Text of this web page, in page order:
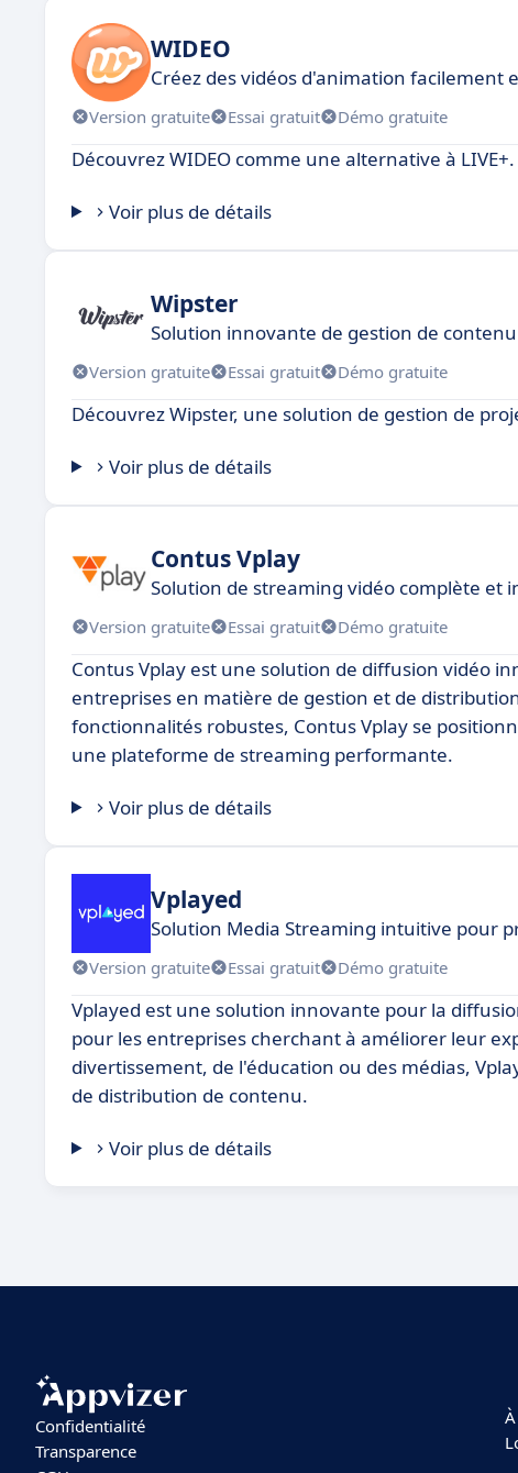
WIDEO
Créez des vidéos d'animation facilement
Version gratuite Essai gratuit Démo gratuite
Découvrez WIDEO comme une alternative à LIVE+.
Voir plus de détails
Wipster
Solution innovante de gestion de
Version gratuite Essai gratuit Démo gratuite
Découvrez Wipster, une solution de gestion de
Voir plus de détails
Contus Vplay
Solution de streaming vidéo complète et
Version gratuite Essai gratuit Démo gratuite
Contus Vplay est une solution de diffusion vidéo
entreprises en matière de gestion et de
fonctionnalités robustes, Contus Vplay se
une plateforme de streaming performante.
Voir plus de détails
Vplayed
Solution Media Streaming intuitive pour
Version gratuite Essai gratuit Démo gratuite
Vplayed est une solution innovante pour la
pour les entreprises cherchant à améliorer leur
divertissement, de l'éducation ou des médias,
de distribution de contenu.
Voir plus de détails
Confidentialité
Transparence